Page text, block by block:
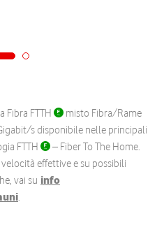
Fibra FTTH
misto Fibra/Rame
s disponibile nelle principali
FTTH
– Fiber To The Home.
effettive e su possibili
vai su info
.